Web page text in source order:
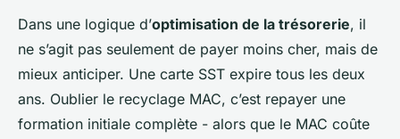
Dans une logique d’optimisation de la trésorerie, il
ne s’agit pas seulement de payer moins cher, mais de
mieux anticiper. Une carte SST expire tous les deux
ans. Oublier le recyclage MAC, c’est repayer une
formation initiale complète - alors que le MAC coûte